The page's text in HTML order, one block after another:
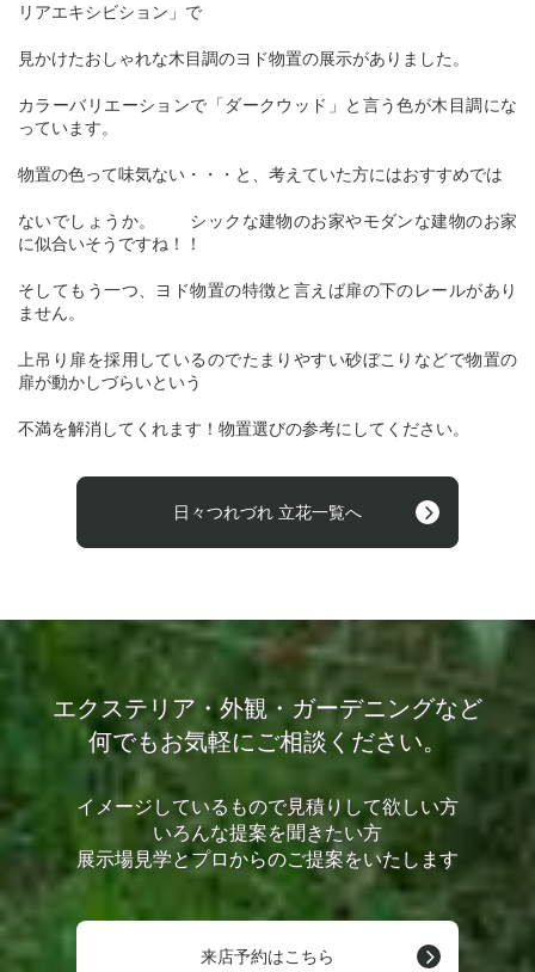
リアエキシビション」で
見かけたおしゃれな木目調のヨド物置の展示がありました。
カラーバリエーションで「ダークウッド」と言う色が木目調にな
っています。
物置の色って味気ない・・・と、考えていた方にはおすすめでは
ないでしょうか。 シックな建物のお家やモダンな建物のお家
に似合いそうですね！！
そしてもう一つ、ヨド物置の特徴と言えば扉の下のレールがあり
ません。
上吊り扉を採用しているのでたまりやすい砂ぼこりなどで物置の
扉が動かしづらいという
不満を解消してくれます！物置選びの参考にしてください。
日々つれづれ 立花一覧へ
エクステリア・外観・ガーデニングなど
何でもお気軽にご相談ください。
イメージしているもので見積りして欲しい方
いろんな提案を聞きたい方
展示場見学とプロからのご提案をいたします
来店予約はこちら